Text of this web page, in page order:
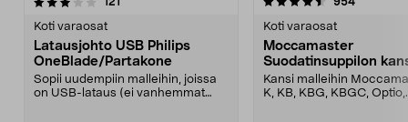
Koti varaosat
Latausjohto USB Philips
OneBlade/Partakone
Sopii uudempiin malleihin, joissa
on USB-lataus (ei vanhemmat
Koti varaosat
Moccamaster
Suodatinsuppilon
Kansi malleihin
K, KB, KBG, KBGC, Optio,